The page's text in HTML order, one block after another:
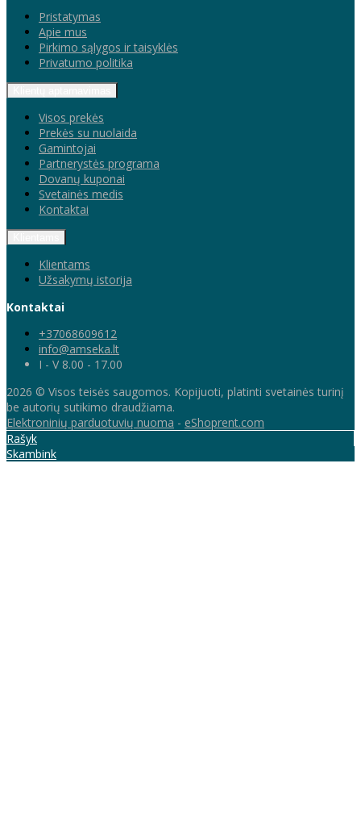
Pristatymas
Apie mus
Pirkimo sąlygos ir taisyklės
Privatumo politika
Visos prekės
Prekės su nuolaida
Gamintojai
Partnerystės programa
Dovanų kuponai
Svetainės medis
Kontaktai
Klientams
Užsakymų istorija
Kontaktai
+37068609612
info@amseka.lt
I - V 8.00 - 17.00
2026 © Visos teisės saugomos. Kopijuoti, platinti svetainės turinį
be autorių sutikimo draudžiama.
Elektroninių parduotuvių nuoma - eShoprent.com
Rašyk
Skambink